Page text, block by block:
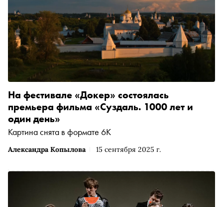
Александра Копылова 15 сентября 2025 г.
На фестивале «Докер» состоялась
премьера фильма «Суздаль. 1000 лет и
один день»
Картина снята в формате 6К